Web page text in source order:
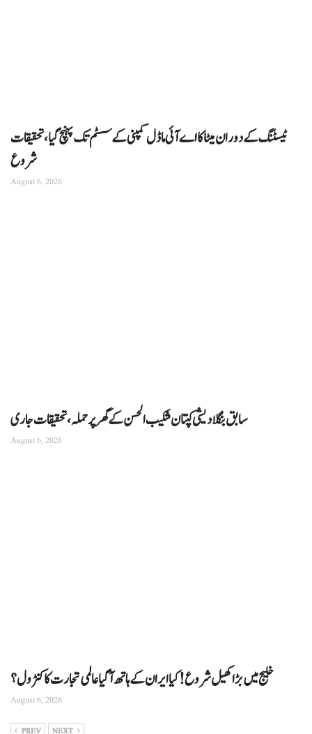
ٹیسٹنگ کے دوران میٹا کا اے آئی ماڈل کمپنی کے سسٹم تک پہنچ گیا، تحقیقات
شروع
August 6, 2026
سابق بنگلادیشی کپتان شکیب الحسن کے گھر پر حملہ، تحقیقات جاری
August 6, 2026
خلیج میں بڑا کھیل شروع! کیا ایران کے ہاتھ آ گیا عالمی تجارت کا کنٹرول؟
August 6, 2026
PREV NEXT